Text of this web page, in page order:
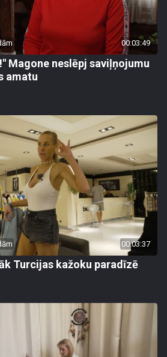
00:03:49
Magone neslēpj saviļņojumu
amatu
00:03:37
Turcijas kažoku paradīzē